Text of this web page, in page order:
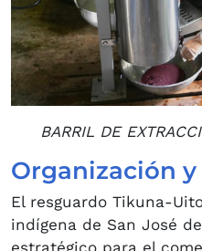
BARRIL DE
Organización
El resguardo Tikuna-
indígena de San José
estratégico para el